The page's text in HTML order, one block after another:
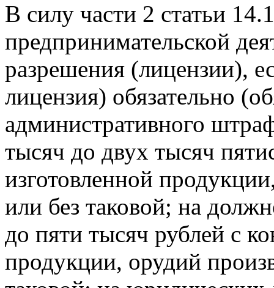
В силу части 2 статьи
предпринимательской
разрешения (лицензии),
лицензия) обязательно
административного
тысяч до двух тысяч
изготовленной
или без таковой; на
до пяти тысяч рублей с
продукции, орудий